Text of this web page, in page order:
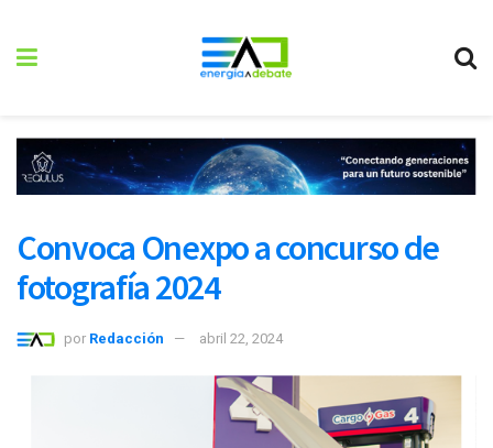
Convoca Onexpo a concurso de
fotografía 2024
por Redacción abril 22, 2024